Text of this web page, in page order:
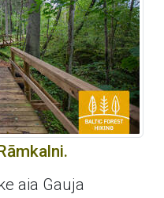
aia Gauja